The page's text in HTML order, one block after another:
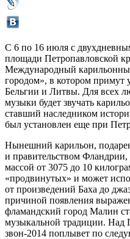
С 6 по 16 июля с
площади Петропавловской
Международный
городом», в котором примут
Бельгии и Литвы. Для всех
музыки будет звучать
ставший наследником
был установлен еще при
Нынешний карильон,
и правительством Фландрии,
массой от 3075 до 10
«продвинутых» и может
от произведений Баха до
причиной появления
фламандский город Малин
музыкальной традиции. Над
звон-2014 поплывет по